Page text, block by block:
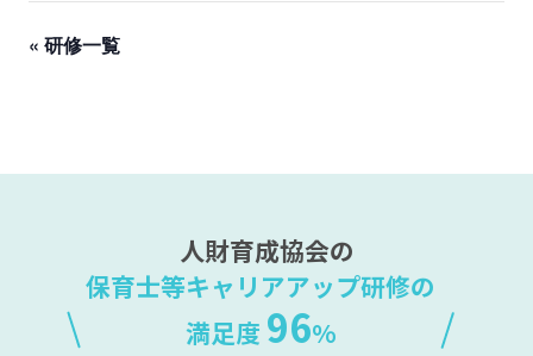
« 研修一覧
人財育成協会の
保育士等キャリアアップ研修の
満足度 96%